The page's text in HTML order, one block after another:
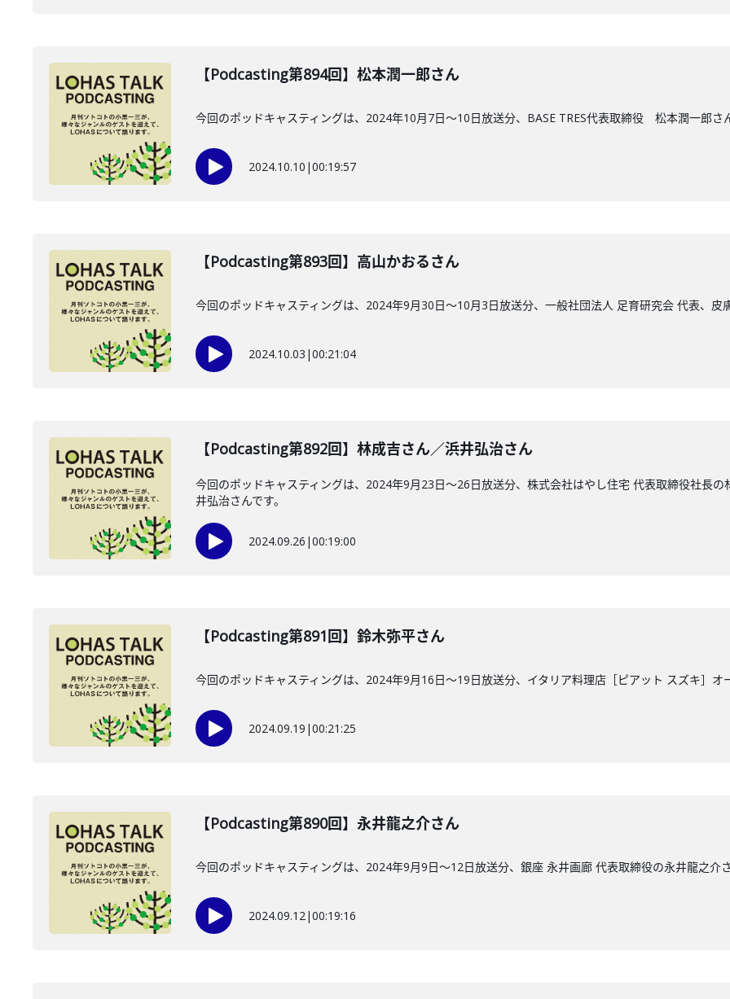
【Podcasting第894回】松本潤一郎さん
今回のポッドキャスティングは、2024年10月7日〜10日放送分、BASE TRES代表取締役 松本潤一郎さ
2024.10.10 |00:19:57
【Podcasting第893回】高山かおるさん
今回のポッドキャスティングは、2024年9月30日〜10月3日放送分、一般社団法人 足育研究会 代表、皮
2024.10.03 |00:21:04
【Podcasting第892回】林成吉さん／浜井弘治さん
今回のポッドキャスティングは、2024年9月23日〜26日放送分、株式会社はやし住宅 代表取締役社長
井弘治さんです。
2024.09.26 |00:19:00
【Podcasting第891回】鈴木弥平さん
今回のポッドキャスティングは、2024年9月16日〜19日放送分、イタリア料理店［ピアット スズキ］オ
2024.09.19 |00:21:25
【Podcasting第890回】永井龍之介さん
今回のポッドキャスティングは、2024年9月9日〜12日放送分、銀座 永井画廊 代表取締役の永井龍之介
2024.09.12|00:19:16